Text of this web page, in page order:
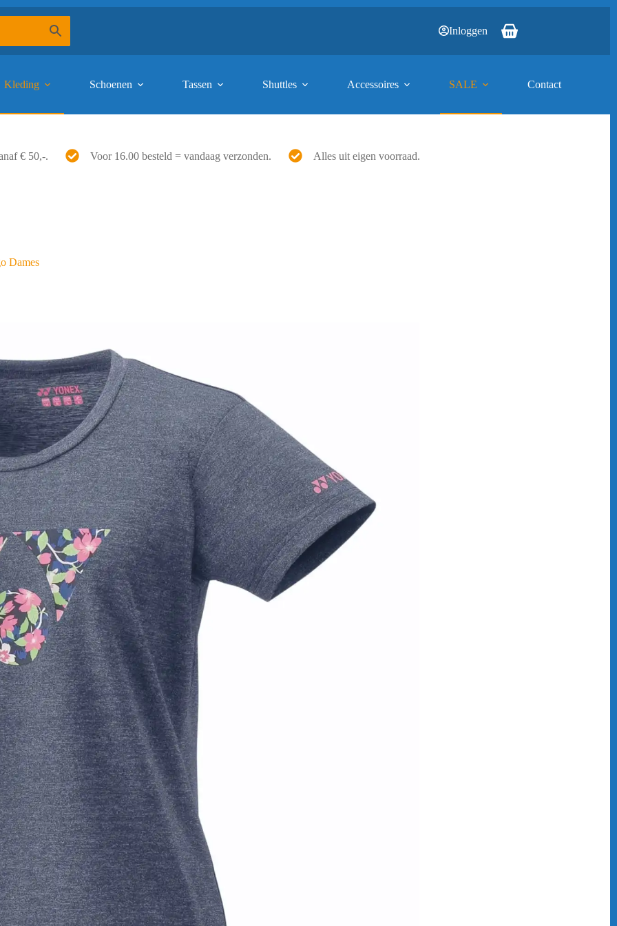
Inloggen Winkelwagen
Kleding Schoenen Tassen Shuttles Accessoires SALE Contact
€ 50,-. Voor 16.00 besteld = vandaag verzonden. Alles uit eigen voorraad.
Dames